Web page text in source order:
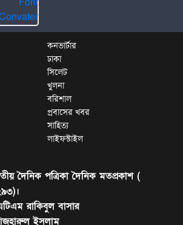
কনভার্টার
ঢাকা
সিলেট
খুলনা
বরিশাল
প্রবাসের খবর
সাহিত্য
লাইফস্টাইল
দৈনিক পত্রিকা দৈনিক মতপ্রকাশ (
রাকিবুল বাসার
ইসলাম